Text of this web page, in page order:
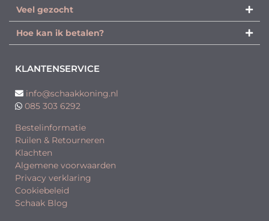
Veel gezocht
Hoe kan ik betalen?
KLANTENSERVICE
info@schaakkoning.nl
085 303 6292
Bestelinformatie
Ruilen & Retourneren
Klachten
Algemene voorwaarden
Privacy verklaring
Cookiebeleid
Schaak Blog